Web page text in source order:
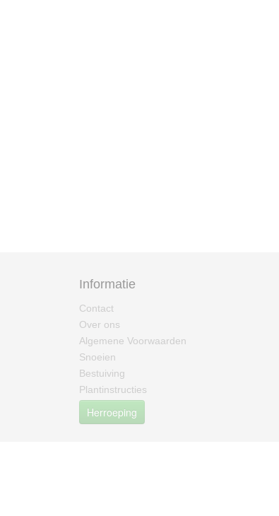
Informatie
Contact
Over ons
Algemene Voorwaarden
Snoeien
Bestuiving
Plantinstructies
Herroeping